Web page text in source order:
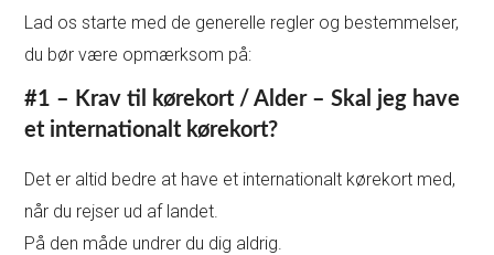
Lad os starte med de generelle regler og bestemmelser,
du bør være opmærksom på:
#1 – Krav til kørekort / Alder –Skal jeg have
et internationalt kørekort?
Det er altid bedre at have et internationalt kørekort med,
når du rejser ud af landet.
På den måde undrer du dig aldrig.